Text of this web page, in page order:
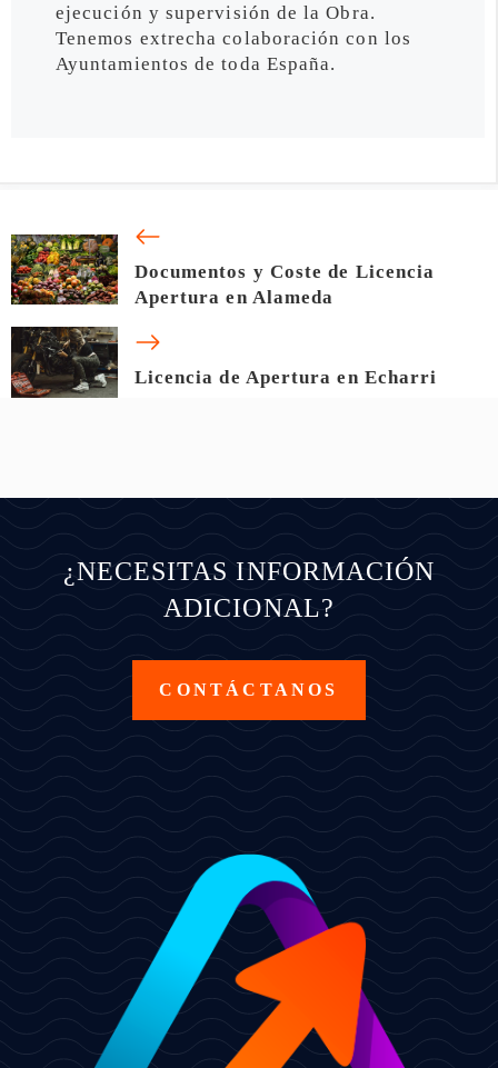
ejecución y supervisión de la Obra.
Tenemos extrecha colaboración con los
Ayuntamientos de toda España.
Documentos y Coste de Licencia
Apertura en Alameda
Licencia de Apertura en Echarri
¿NECESITAS INFORMACIÓN
ADICIONAL?
CONTÁCTANOS